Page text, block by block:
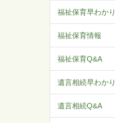
福祉保育早わかり
福祉保育情報
福祉保育Q&A
遺言相続早わかり
遺言相続Q&A